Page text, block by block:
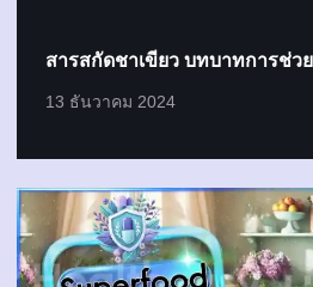
สารสกัดชาเขียว บทบาทการช่
13 ธันวาคม 2024